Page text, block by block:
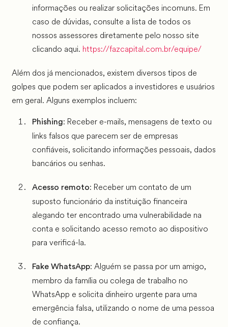
informações ou realizar solicitações incomuns. Em
caso de dúvidas, consulte a lista de todos os
nossos assessores diretamente pelo nosso site
clicando aqui. https://fazcapital.com.br/equipe/
Além dos já mencionados, existem diversos tipos de
golpes que podem ser aplicados a investidores e usuários
em geral. Alguns exemplos incluem:
Phishing: Receber e-mails, mensagens de texto ou
links falsos que parecem ser de empresas
confiáveis, solicitando informações pessoais, dados
bancários ou senhas.
Acesso remoto: Receber um contato de um
suposto funcionário da instituição financeira
alegando ter encontrado uma vulnerabilidade na
conta e solicitando acesso remoto ao dispositivo
para verificá-la.
Fake WhatsApp: Alguém se passa por um amigo,
membro da família ou colega de trabalho no
WhatsApp e solicita dinheiro urgente para uma
emergência falsa, utilizando o nome de uma pessoa
de confiança.